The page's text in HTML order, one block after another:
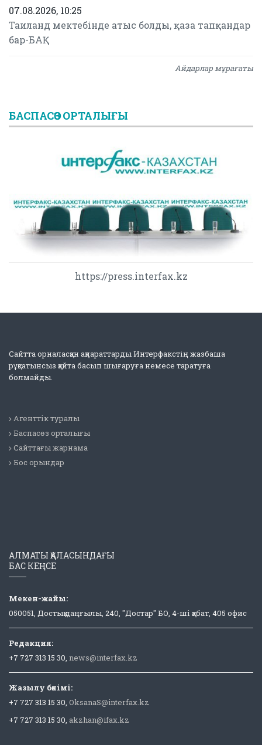
07.08.2026, 10:25
Таиланд мектебінде атыс болды, қаза тапқандар
бар-БАҚ
Айдарлар мұрағаты
БАСПАСӨЗ ОРТАЛЫҒЫ
https://press.interfax.kz
Сайтта орналасқан ақпараттарды Интерфакстің жазбаша
рұқсатынсыз қайта басып шығаруға немесе таратуға
болмайды.
Агенттік туралы
Баспасөз орталығы
Сайттағы жарнама
Бос орындар
АЛМАТЫ ҚАЛАСЫНДАҒЫ
БАС КЕҢСЕ
Мекен-жайы:
050051, Достық даңғылы, 240, "Достар" БО, 4-ші қабат, 405 офис
Редакция:
+7 727 313 15 30, news@interfax.kz
Жазылу бөлімі:
+7 727 313 15 30, OksanaS@interfax.kz
+7 727 313 15 30, akzhan@ifax.kz